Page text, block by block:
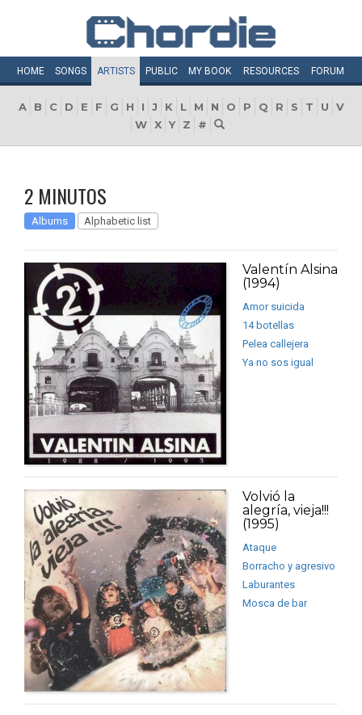
HOME SONGS ARTISTS PUBLIC MY BOOK RESOURCES FORUM
A B C D E F G H I J K L M N O P Q R S T U
V
W X Y Z #
2 MINUTOS
Albums Alphabetic list
Valentín Alsina
(1994)
Amor suicida
14 botellas
Pelea callejera
Ya no sos igual
Volvió la
alegría, vieja!!!
(1995)
Ataque
Borracho y agresivo
Laburantes
Mosca de bar